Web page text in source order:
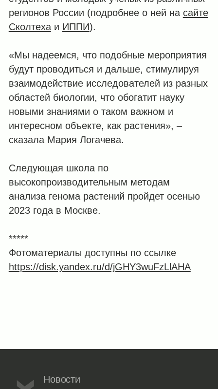
регионов России (подробнее о ней на сайте
Сколтехаи ИППИ).
«Мы надеемся, что подобные мероприятия
будут проводиться и дальше, стимулируя
взаимодействие исследователей из разных
областей биологии, что обогатит науку
новыми знаниями о таком важном и
интересном объекте, как растения», –
сказала Мария Логачева.
Следующая школа по
высокопроизводительным методам
анализа генома растений пройдет осенью
2023 года в Москве.
*****
Фотоматериалы доступны по ссылке
https://disk.yandex.ru/d/jGHY3wuFzLlAHA
Новости